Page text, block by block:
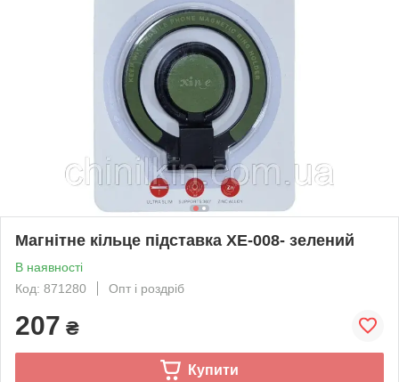
Магнітне кільце підставка XE-008- зелений
В наявності
Код: 871280
Опт і роздріб
207 ₴
Купити